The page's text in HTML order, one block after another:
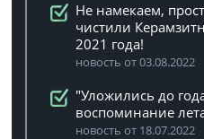
Не намекаем,
чистили
2021 года!
новость от 03.08.2022
"Уложились до
воспоминание
новость от 18.07.2022